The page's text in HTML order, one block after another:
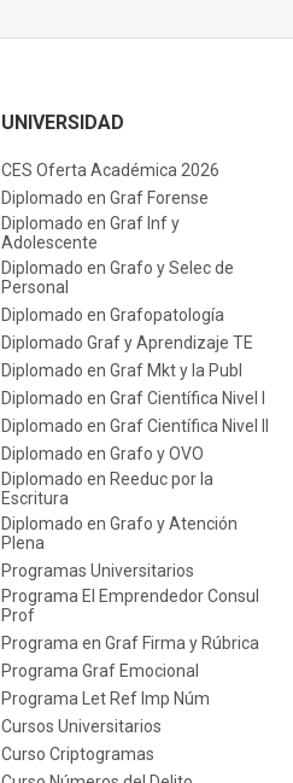
UNIVERSIDAD
CES Oferta Académica 2026
Diplomado en Graf Forense
Diplomado en Graf Inf y
Adolescente
Diplomado en Grafo y Selec de
Personal
Diplomado en Grafopatología
Diplomado Graf y Aprendizaje TE
Diplomado en Graf Mkt y la Publ
Diplomado en Graf Científica Nivel I
Diplomado en Graf Científica Nivel II
Diplomado en Grafo y OVO
Diplomado en Reeduc por la
Escritura
Diplomado en Grafo y Atención
Plena
Programas Universitarios
Programa El Emprendedor Consul
Prof
Programa en Graf Firma y Rúbrica
Programa Graf Emocional
Programa Let Ref Imp Núm
Cursos Universitarios
Curso Criptogramas